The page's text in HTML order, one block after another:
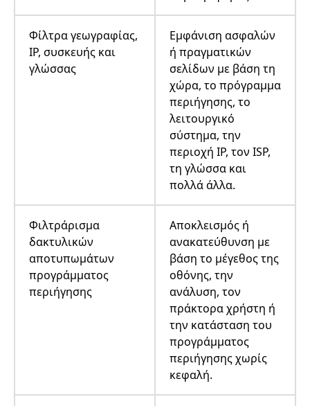
Φίλτρα γεωγραφίας,
IP, συσκευής και
γλώσσας
Εμφάνιση ασφαλών
ή πραγματικών
σελίδων με βάση τη
χώρα, το πρόγραμμα
περιήγησης, το
λειτουργικό
σύστημα, την
περιοχή IP, τον ISP,
τη γλώσσα και
πολλά άλλα.
Φιλτράρισμα
δακτυλικών
αποτυπωμάτων
προγράμματος
περιήγησης
Αποκλεισμός ή
ανακατεύθυνση με
βάση το μέγεθος της
οθόνης, την
ανάλυση, τον
πράκτορα χρήστη ή
την κατάσταση του
προγράμματος
περιήγησης χωρίς
κεφαλή.